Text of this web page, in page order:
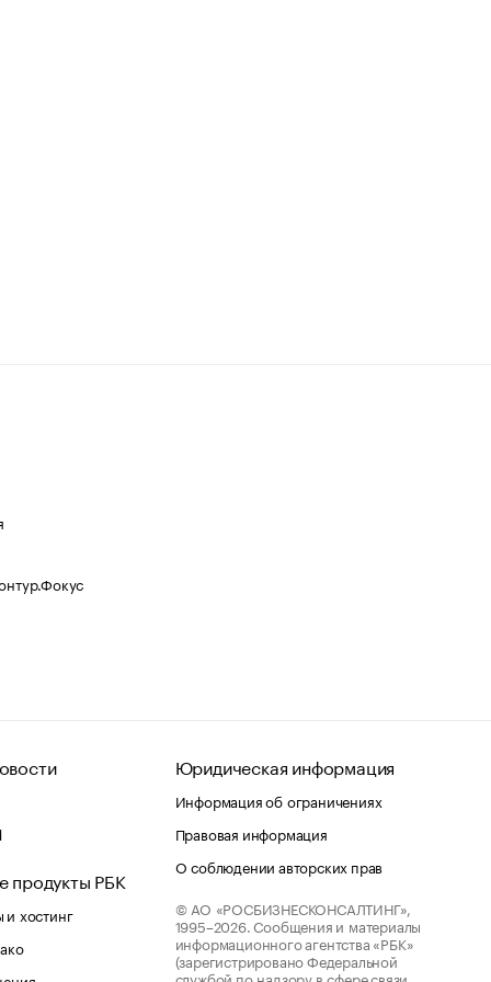
продукты РБК
хостинг
Юридическая информация
Информация об ограничениях
Правовая информация
О соблюдении авторских прав
© АО «РОСБИЗНЕСКОНСАЛТИНГ»,
1995–2026. Сообщения и материалы
информационного агентства «РБК»
(зарегистрировано Федеральной
службой по надзору в сфере связи,